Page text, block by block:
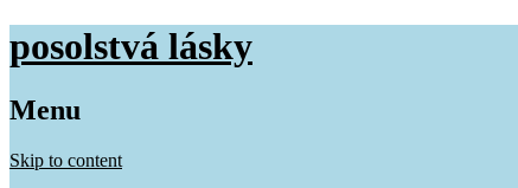
posolstvá lásky
Menu
Skip to content